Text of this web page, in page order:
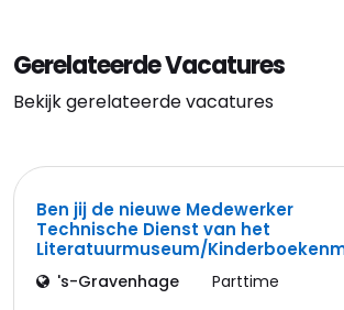
Gerelateerde Vacatures
Bekijk gerelateerde vacatures
Ben jij de nieuwe Medewerker
Technische Dienst van het
Literatuurmuseum/
's-Gravenhage Parttime